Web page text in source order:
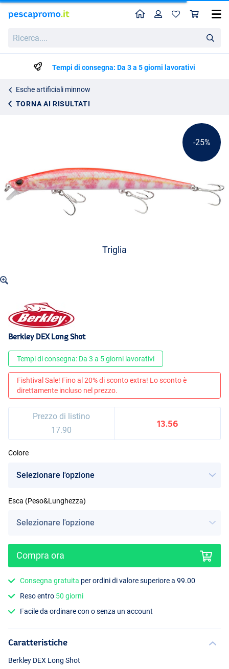
HomeProfilo
Tempi di consegna: Da 3 a 5 giorni lavorativi
Esche artificiali minnow
TORNA AI RISULTATI
Berkley DEX Long Shot
Triglia
White Chart
-25%
Berkley DEX Long Shot
Tempi di consegna: Da 3 a 5 giorni lavorativi
Fishtival Sale! Fino al 20% di sconto extra! Lo sconto è
direttamente incluso nel prezzo.
Prezzo di listino
17.90
13.56
Colore
Esca (Peso&Lunghezza)
Compra ora
Consegna gratuita per ordini di valore superiore a 99.00
Reso entro 50 giorni
Facile da ordinare con o senza un account
Caratteristiche
Berkley DEX Long Shot